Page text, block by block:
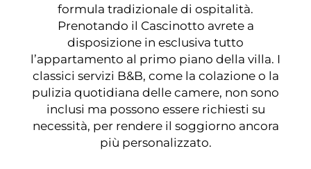
formula tradizionale di ospitalità.
Prenotando il Cascinotto avrete a
disposizione in esclusiva tutto
l’appartamento al primo piano della villa. I
classici servizi B&B, come la colazione o la
pulizia quotidiana delle camere, non sono
inclusi ma possono essere richiesti su
necessità, per rendere il soggiorno ancora
più personalizzato.